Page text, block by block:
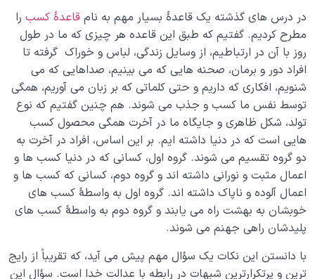
منظور از حجاب عادت چیست؛ چگونه دوباره شگفتی را
ببینیم؟
آیا سرنوشت ما از پیش نوشته شده یا تغییر در زندگی امکان
پذیر است؟
انتخاب اطاعت و مخالفت در مواجهه با خدا و شیطان چه
تأثیری بر سرنوشت انسان دارد؟
نقش انتخاب های سرنوشت ساز در زندگی انسان| راهی به
سوی کمال یا سقوط؟
آیا روح انسان جنسیت دارد؛ بررسی نسبت روح و جنسیت از
منظر انسان شناسی
امتحان می کند؟
در درس های گذشته یک قاعدۀ بسیار مهم به نام قاعدۀ کسب را
مطرح کردیم. گفتیم که طبق این قاعده هر چیزی که ما در طول
روز با آن در ارتباطیم، از وسایل زندگی، لباس و خوراک گرفته تا
افراد دور و برمان، صحنه هایی که می بینیم، صداهایی که می
شنویم، افکاری که داریم و حتی کلماتی که بر زبان می آوریم، همگی
توسط نفس ما کسب و جذب می شوند. هم چنین گفتیم که نوع
تولد، شکل ظاهری و جایگاه ما در آخرت همگی محصول کسب
هایی است که در دنیا داشته ایم. بر این اساس، افراد در آخرت به
دو گروه تقسیم می شوند. گروه اول، کسانی که در دنیا کسب ها و
اعمال مثبت و نورانی داشته اند و گروه دوم، کسانی که کسب ها و
اعمال آلوده و ناپاک داشته اند. گروه اول به واسطۀ کسب های
خوبشان به بهشت راه می یابند و گروه دوم به واسطۀ کسب های
پلیدشان راهی جهنم می شوند.
با دانستن این نکات یک سؤال مهم پیش می آید، که تقریباً از رایج
ترین و پرتکرارترین شبهات در رابطه با عدالت خدا است. سؤال این